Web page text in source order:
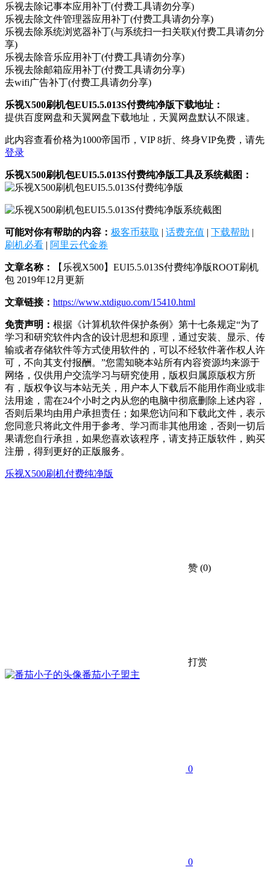
乐视去除记事本应用补丁(付费工具请勿分享)
乐视去除文件管理器应用补丁(付费工具请勿分享)
乐视去除系统浏览器补丁(与系统扫一扫关联)(付费工具请勿分
享)
乐视去除音乐应用补丁(付费工具请勿分享)
乐视去除邮箱应用补丁(付费工具请勿分享)
去wifi广告补丁(付费工具请勿分享)
乐视X500刷机包EUI5.5.013S付费纯净版下载地址：
提供百度网盘和天翼网盘下载地址，天翼网盘默认不限速。
此内容查看价格为1000帝国币，VIP 8折、终身VIP免费，请先
登录
乐视X500刷机包EUI5.5.013S付费纯净版工具及系统截图：
可能对你有帮助的内容： 极客币获取 | 话费充值 | 下载帮助 |
刷机必看 | 阿里云代金券
文章名称：
【乐视X500】EUI5.5.013S付费纯净版ROOT刷机
包 2019年12月更新
文章链接： https://www.xtdiguo.com/15410.html
免责声明： 根据《计算机软件保护条例》第十七条规定“为了
学习和研究软件内含的设计思想和原理，通过安装、显示、传
输或者存储软件等方式使用软件的，可以不经软件著作权人许
可，不向其支付报酬。”您需知晓本站所有内容资源均来源于
网络，仅供用户交流学习与研究使用，版权归属原版权方所
有，版权争议与本站无关，用户本人下载后不能用作商业或非
法用途，需在24个小时之内从您的电脑中彻底删除上述内容，
否则后果均由用户承担责任；如果您访问和下载此文件，表示
您同意只将此文件用于参考、学习而非其他用途，否则一切后
果请您自行承担，如果您喜欢该程序，请支持正版软件，购买
注册，得到更好的正版服务。
乐视X500刷机付费纯净版
赞 (0)
打赏
番茄小子盟主
0
0